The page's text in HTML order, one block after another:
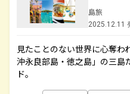
島旅
2025.12.11
見たことのない世界に心奪
沖永良部島・徳之島」の三島
ド。